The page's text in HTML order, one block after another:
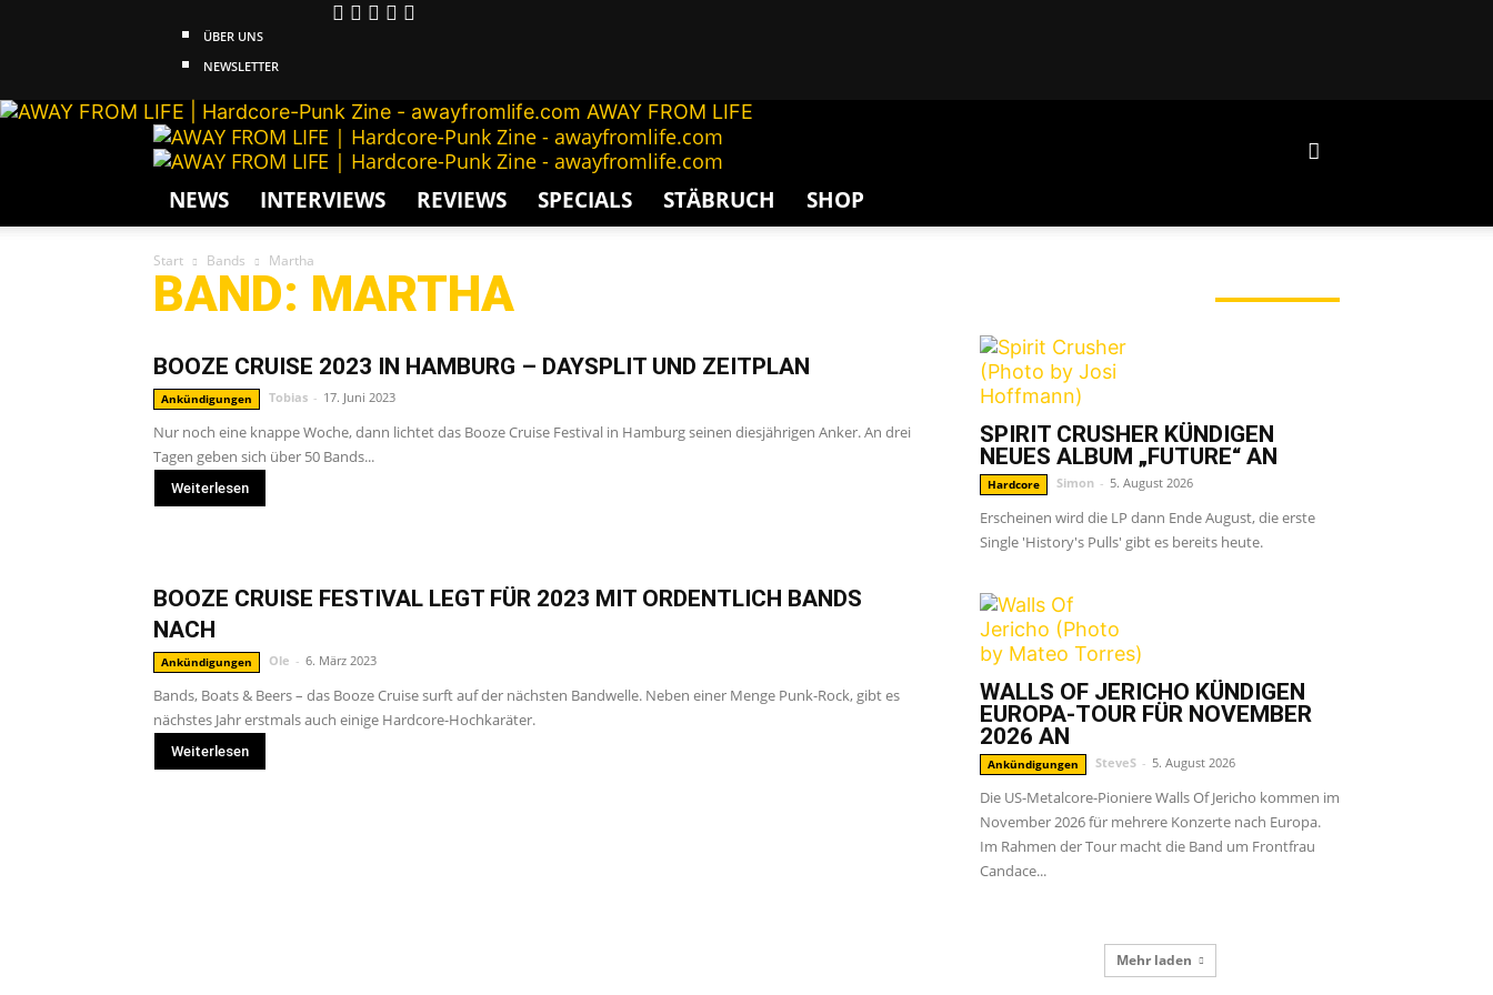
ÜBER UNS
NEWSLETTER
AWAY FROM LIFE
NEWS INTERVIEWS REVIEWS SPECIALS STÄBRUCH SHOP
Start Bands Martha
BAND: MARTHA
BOOZE CRUISE 2023 IN HAMBURG – DAYSPLIT UND ZEITPLAN
Ankündigungen Tobias - 17. Juni 2023
Nur noch eine knappe Woche, dann lichtet das Booze Cruise Festival in Hamburg seinen diesjährigen Anker. An drei
Tagen geben sich über 50 Bands...
Weiterlesen
BOOZE CRUISE FESTIVAL LEGT FÜR 2023 MIT ORDENTLICH BANDS
NACH
Ankündigungen Ole - 6. März 2023
Bands, Boats & Beers – das Booze Cruise surft auf der nächsten Bandwelle. Neben einer Menge Punk-Rock, gibt es
nächstes Jahr erstmals auch einige Hardcore-Hochkaräter.
Weiterlesen
SPIRIT CRUSHER KÜNDIGEN
NEUES ALBUM „FUTURE“ AN
Hardcore Simon - 5. August 2026
Erscheinen wird die LP dann Ende August, die erste
Single 'History's Pulls' gibt es bereits heute.
WALLS OF JERICHO KÜNDIGEN
EUROPA-TOUR FÜR NOVEMBER
2026 AN
Ankündigungen SteveS - 5. August 2026
Die US-Metalcore-Pioniere Walls Of Jericho kommen im
November 2026 für mehrere Konzerte nach Europa.
Im Rahmen der Tour macht die Band um Frontfrau
Candace...
Mehr laden